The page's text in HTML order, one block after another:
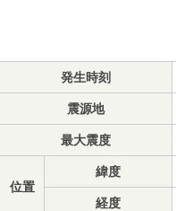
発生時刻
震源地
最大震度
位置
緯度
経度